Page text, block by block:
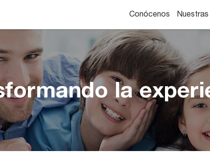
Conócenos Nuestras
la